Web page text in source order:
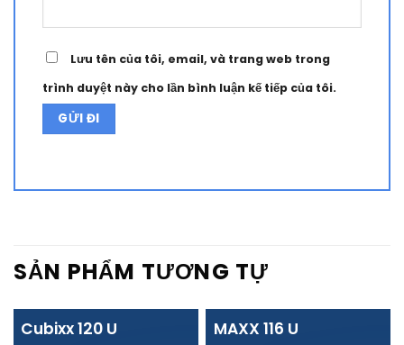
Lưu tên của tôi, email, và trang web trong
trình duyệt này cho lần bình luận kế tiếp của tôi.
SẢN PHẨM TƯƠNG TỰ
Cubixx 120 U MAXX 116 U